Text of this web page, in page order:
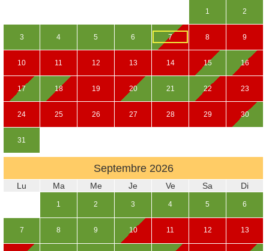
1 2
3 4 5 6 7 8 9
10 11 12 13 14 15 16
17 18 19 20 21 22 23
24 25 26 27 28 29 30
31
Septembre 2026
Lu Ma Me Je Ve Sa Di
1 2 3 4 5 6
7 8 9 10 11 12 13